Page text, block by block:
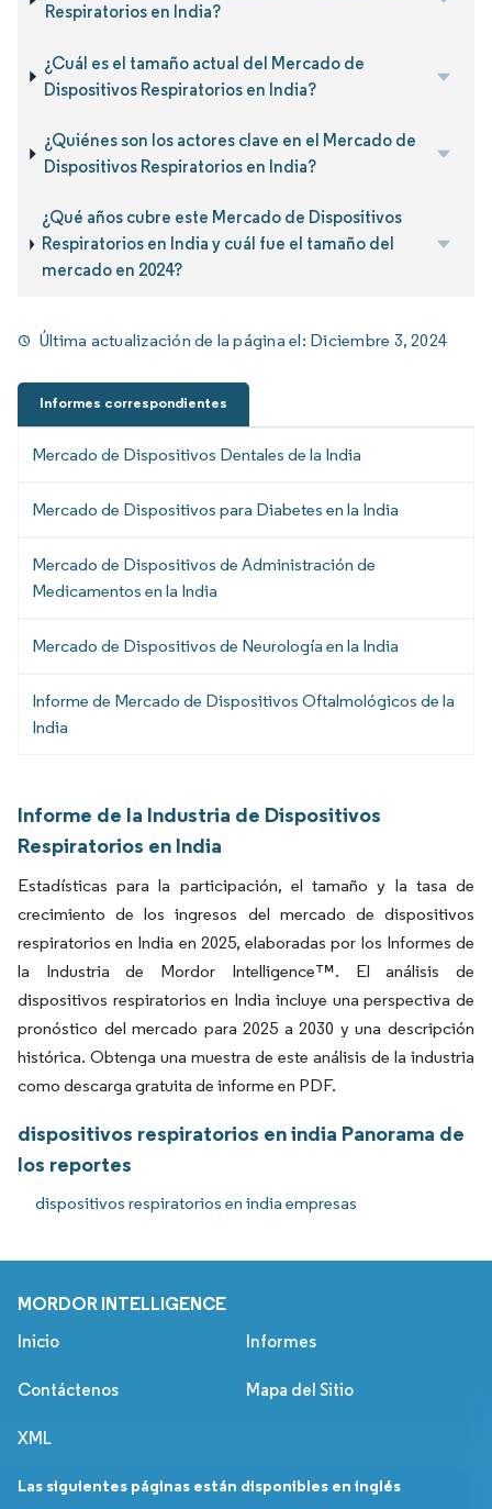
Respiratorios en India?
¿Cuál es el tamaño actual del Mercado de
Dispositivos Respiratorios en India?
¿Quiénes son los actores clave en el Mercado de
Dispositivos Respiratorios en India?
¿Qué años cubre este Mercado de Dispositivos
Respiratorios en India y cuál fue el tamaño del
mercado en 2024?
Última actualización de la página el: Diciembre 3, 2024
Informes correspondientes
Mercado de Dispositivos Dentales de la India
Mercado de Dispositivos para Diabetes en la India
Mercado de Dispositivos de Administración de
Medicamentos en la India
Mercado de Dispositivos de Neurología en la India
Informe de Mercado de Dispositivos Oftalmológicos de la
India
Informe de la Industria de Dispositivos
Respiratorios en India
Estadísticas para la participación, el tamaño y la tasa de
crecimiento de los ingresos del mercado de dispositivos
respiratorios en India en 2025, elaboradas por los Informes de
la Industria de Mordor Intelligence™. El análisis de
dispositivos respiratorios en India incluye una perspectiva de
pronóstico del mercado para 2025 a 2030 y una descripción
histórica. Obtenga una muestra de este análisis de la industria
como descarga gratuita de informe en PDF.
dispositivos respiratorios en india Panorama de
los reportes
dispositivos respiratorios en india empresas
MORDOR INTELLIGENCE
Inicio Informes
Contáctenos Mapa del Sitio
XML
Las siguientes páginas están disponibles en inglés